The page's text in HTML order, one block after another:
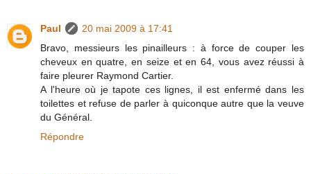
Paul
20 mai 2009 à 17:41
Bravo, messieurs les pinailleurs : à force de couper les
cheveux en quatre, en seize et en 64, vous avez réussi à
faire pleurer Raymond Cartier.
A l'heure où je tapote ces lignes, il est enfermé dans les
toilettes et refuse de parler à quiconque autre que la veuve
du Général.
Répondre